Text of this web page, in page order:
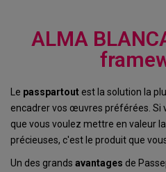
ALMA
Le passpartout est la solution la
encadrer vos œuvres préférées. Si
que vous voulez mettre en valeur
précieuses, c'est le produit que
Un des grands avantages de